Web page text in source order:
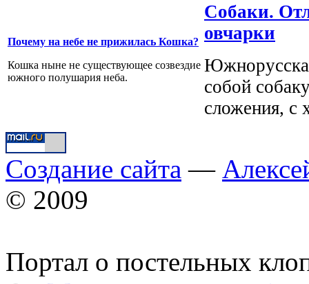
Почему на небе не прижилась Кошка?
Кошка ныне не существующее созвездие
южного полушария неба.
Собаки.
овчарки
собой
сложения, с
Создание сайта —
© 2009
Портал о постельных